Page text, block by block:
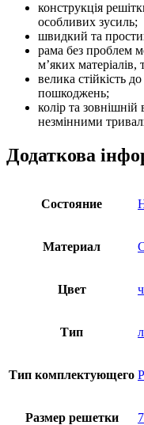
конструкція
особливих зусиль;
швидкий та
рама без проблем
м’яких матеріалів,
велика стійкість
пошкоджень;
колір та
незмінними
Додаткова
Состояние
Материал
Цвет
Тип
Тип комплектующего
Размер решетки